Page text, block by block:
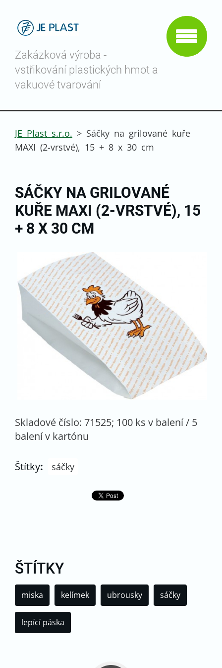
Zakázková výroba -
vstřikování plastických hmot a
vakuové tvarování
JE Plast s.r.o. > Sáčky na grilované kuře
MAXI (2-vrstvé), 15 + 8 x 30 cm
SÁČKY NA GRILOVANÉ
KUŘE MAXI (2-VRSTVÉ), 15
+ 8 X 30 CM
Skladové číslo: 71525; 100 ks v balení / 5
balení v kartónu
Štítky: sáčky
ŠTÍTKY
miska kelímek ubrousky sáčky
lepící páska